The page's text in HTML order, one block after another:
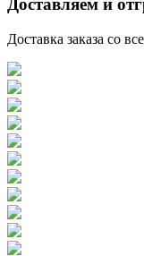
Доставляем и
Доставка заказа со